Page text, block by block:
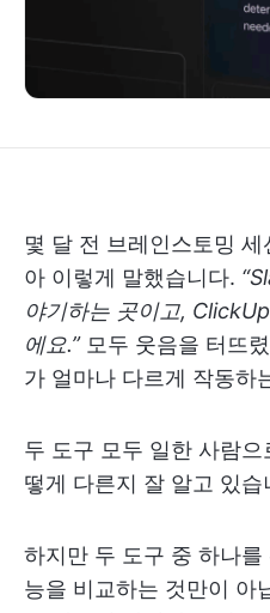
몇 달 전 브레인스토밍
아 이렇게 말했습니다.
야기하는 곳이고,
에요.”모두 웃음을 터뜨
가 얼마나 다르게 작동하
두 도구 모두 일한 사람
떻게 다른지 잘 알고 있습
하지만 두 도구 중 하나
능을 비교하는 것만이 아